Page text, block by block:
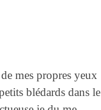
mes propres yeux
blédards dans le